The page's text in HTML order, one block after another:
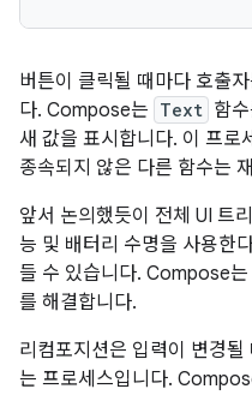
버튼이 클릭될 때마다 호출
다. Compose는 Text 함
새 값을 표시합니다. 이 프로
종속되지 않은 다른 함수는
앞서 논의했듯이 전체 UI 트
능 및 배터리 수명을 사용한
들 수 있습니다. Compose는
를 해결합니다.
리컴포지션은 입력이 변경
는 프로세스입니다.